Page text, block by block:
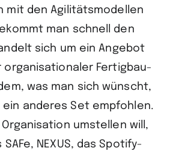
mit den Agilitätsmodellen
man schnell den
sich um ein Angebot
organisationaler Fertigbau-
was man sich wünscht,
ein anderes Set empfohlen.
umstellen will,
NEXUS, das Spotify-